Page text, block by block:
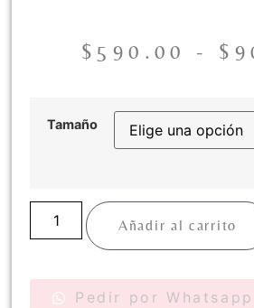
$ 590.00 - $
Tamaño
Añadir al carrito
Pedir por Whatsapp